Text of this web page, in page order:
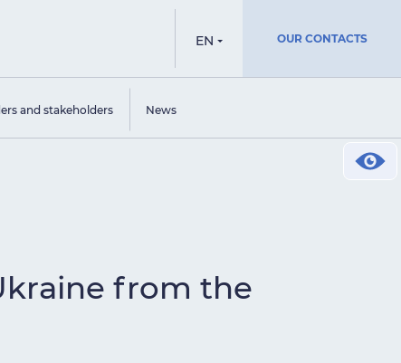
EN OUR CONTACTS
and stakeholders News
from the